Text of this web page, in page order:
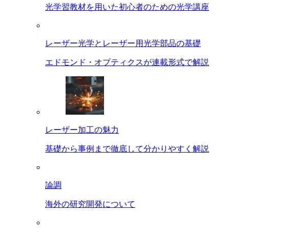
光学習教材を用いた初心者のための光学講座
レーザー光学とレーザー用光学部品の基礎
エドモンド・オプティクスが連載形式で解説
レーザー加工の魅力
基礎から事例まで徹底して分かりやすく解説
論調
海外の研究開発について